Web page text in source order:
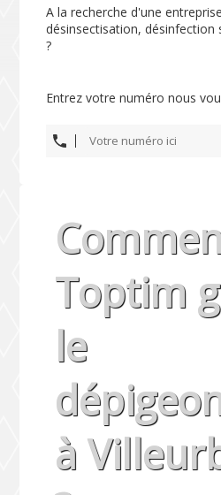
A la recherche d'une
désinsectisation, désinfection
?
Entrez votre numéro nous
Toptim
le
à